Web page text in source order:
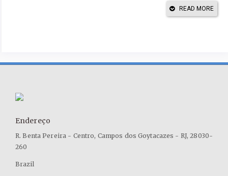
Brasileira de Medicina do Esporte, [s. l.], v. 15, n. 2, p. 93-97, mar-
incontinência urinária em gestantes usuárias do sistema único
(Graduação em Fisioterapia) – Universidade Federal de Santa
READ MORE
Endereço
R. Benta Pereira - Centro, Campos dos Goytacazes - RJ, 28030-
260
Brazil